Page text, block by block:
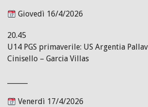
Giovedì 16/4/2026
20.45
U14 PGS primaverile: US Argentia
Cinisello – Garcia Villas
Venerdì 17/4/2026